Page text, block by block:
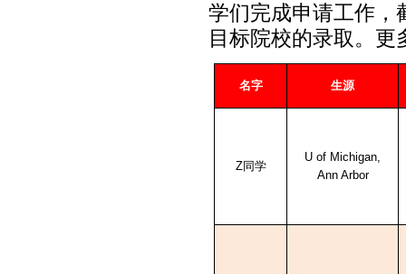
学们完成申请工作，
目标院校的录取。
名字 生源
Z同学
U of Michigan,
Ann Arbor